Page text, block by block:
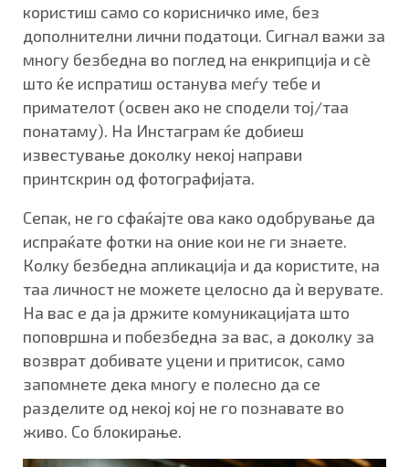
користиш само со корисничко име, без
дополнителни лични податоци. Сигнал важи за
многу безбедна во поглед на енкрипција и сè
што ќе испратиш останува меѓу тебе и
примателот (освен ако не сподели тој/таа
понатаму). На Инстаграм ќе добиеш
известување доколку некој направи
принтскрин од фотографијата.
Сепак, не го сфаќајте ова како одобрување да
испраќате фотки на оние кои не ги знаете.
Колку безбедна апликација и да користите, на
таа личност не можете целосно да ѝ верувате.
На вас е да ја држите комуникацијата што
поповршна и побезбедна за вас, а доколку за
возврат добивате уцени и притисок, само
запомнете дека многу е полесно да се
разделите од некој кој не го познавате во
живо. Со блокирање.